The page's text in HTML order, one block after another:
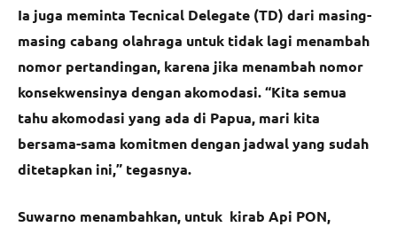
Ia juga meminta Tecnical Delegate (TD) dari masing-
masing cabang olahraga untuk tidak lagi menambah
nomor pertandingan, karena jika menambah nomor
konsekwensinya dengan akomodasi. “Kita semua
tahu akomodasi yang ada di Papua, mari kita
bersama-sama komitmen dengan jadwal yang sudah
ditetapkan ini,” tegasnya.
Suwarno menambahkan, untuk kirab Api PON,